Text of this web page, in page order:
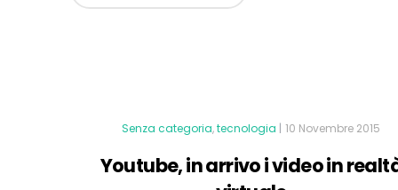
Senza categoria,tecnologia | 10 Novembre 2015
Youtube, in arrivo i video in